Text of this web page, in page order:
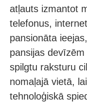
atļauts izmantot
telefonus,
pansionāta
pansijas
spilgtu raksturu
nomaļajā vietā,
tehnoloģiskā